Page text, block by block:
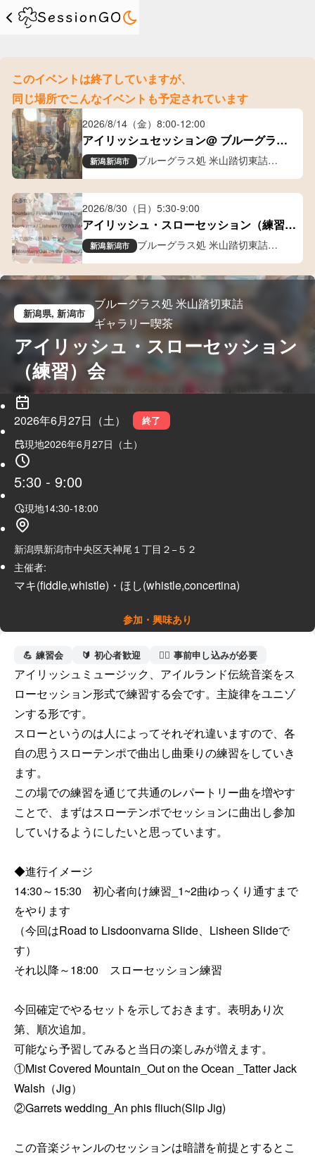
このイベントは終了していますが、
同じ場所でこんなイベントも予定されています
2026/8/14（金） 8:00-12:00
アイリッシュセッション@ ブルーグラス
処 米山踏切東詰
新潟新潟市
ブルーグラス処 米山踏切東詰
ギャラリー喫茶
2026/8/30（日） 5:30-9:00
アイリッシュ・スローセッション（練習）
会新潟新潟市
ブルーグラス処 米山踏切東詰
ギャラリー喫茶
新潟県, 新潟市
ブルーグラス処 米山踏切東詰
ギャラリー喫茶
アイリッシュ・スローセッション
（練習）会
2026年6月27日（土） 終了
現地2026年6月27日（土）
5:30 - 9:00
現地14:30-18:00
新潟県新潟市中央区天神尾１丁目２−５２
主催者:
マキ(fiddle,whistle)・ほし(whistle,concertina)
参加・興味あり
💪 練習会 🔰 初心者歓迎 🙋‍♀️ 事前申し込みが必要
アイリッシュミュージック、アイルランド伝統音楽をス
ローセッション形式で練習する会です。主旋律をユニゾ
ンする形です。
スローというのは人によってそれぞれ違いますので、各
自の思うスローテンポで曲出し曲乗りの練習をしていき
ます。
この場での練習を通じて共通のレパートリー曲を増やす
ことで、まずはスローテンポでセッションに曲出し参加
していけるようにしたいと思っています。
◆進行イメージ
14:30～15:30　初心者向け練習_1~2曲ゆっくり通すまで
をやります
（今回はRoad to Lisdoonvarna Slide、Lisheen Slideで
す）
それ以降～18:00　スローセッション練習
今回確定でやるセットを示しておきます。表明あり次
第、順次追加。
可能なら予習してみると当日の楽しみが増えます。
①Mist Covered Mountain_Out on the Ocean _Tatter Jack
Walsh（Jig）
②Garrets wedding_An phis fliuch(Slip Jig)
この音楽ジャンルのセッションは暗譜を前提とするとこ